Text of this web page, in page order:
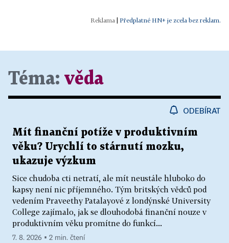
Předplatné HN+ je zcela bez reklam.
Téma: věda
ODEBÍRAT
Mít finanční potíže v produktivním
věku? Urychlí to stárnutí mozku,
ukazuje výzkum
Sice chudoba cti netratí, ale mít neustále hluboko do
kapsy není nic příjemného. Tým britských vědců pod
vedením Praveethy Patalayové z londýnské University
College zajímalo, jak se dlouhodobá finanční nouze v
produktivním věku promítne do funkcí...
7. 8. 2026 ▪ 2 min. čtení